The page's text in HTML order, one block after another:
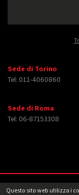
Questo sito web utilizza i
Sede di Torino
Tel: 011-4060860
Sede di Roma
Tel: 06-87153308
Copyright © 2026